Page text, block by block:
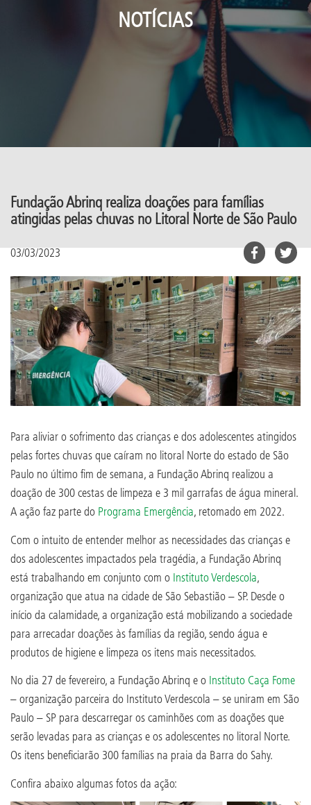
NOTÍCIAS
Fundação Abrinq realiza doações para famílias
atingidas pelas chuvas no Litoral Norte de São Paulo
03/03/2023
Para aliviar o sofrimento das crianças e dos adolescentes atingidos
pelas fortes chuvas que caíram no litoral Norte do estado de São
Paulo no último fim de semana, a Fundação Abrinq realizou a
doação de 300 cestas de limpeza e 3 mil garrafas de água mineral.
A ação faz parte do Programa Emergência, retomado em 2022.
Com o intuito de entender melhor as necessidades das crianças e
dos adolescentes impactados pela tragédia, a Fundação Abrinq
está trabalhando em conjunto com o Instituto Verdescola,
organização que atua na cidade de São Sebastião – SP. Desde o
início da calamidade, a organização está mobilizando a sociedade
para arrecadar doações às famílias da região, sendo água e
produtos de higiene e limpeza os itens mais necessitados.
No dia 27 de fevereiro, a Fundação Abrinq e o Instituto Caça Fome
– organização parceira do Instituto Verdescola – se uniram em São
Paulo – SP para descarregar os caminhões com as doações que
serão levadas para as crianças e os adolescentes no litoral Norte.
Os itens beneficiarão 300 famílias na praia da Barra do Sahy.
Confira abaixo algumas fotos da ação: